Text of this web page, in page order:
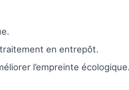
en entrepôt.
l’empreinte écologique.